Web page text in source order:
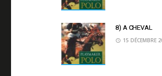
8) A CHEVAL
15 DÉCEMBRE